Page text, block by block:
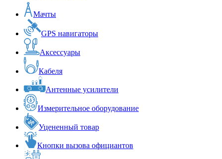
Мачты
GPS навигаторы
Аксессуары
Кабеля
Антенные усилители
Измерительное оборудование
Уцененный товар
Кнопки вызова официантов